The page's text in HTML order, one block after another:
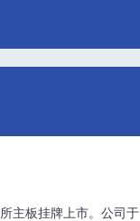
主板挂牌上市。公司于